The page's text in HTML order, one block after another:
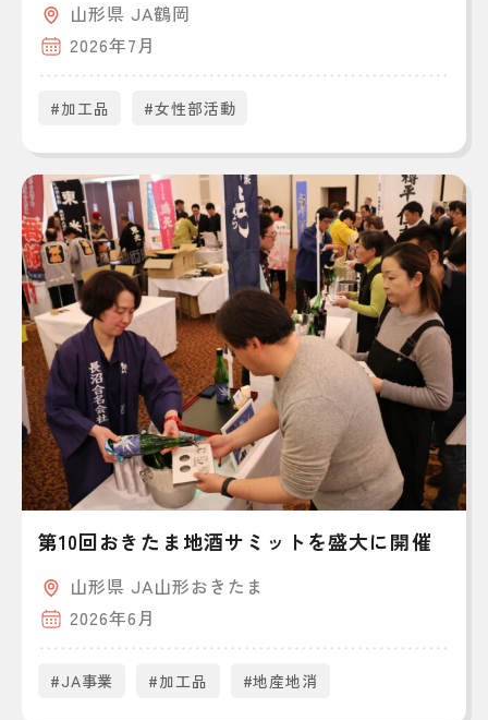
山形県 JA鶴岡
2026年7月
#加工品 #女性部活動
第10回おきたま地酒サミットを盛大に開催
山形県 JA山形おきたま
2026年6月
#JA事業 #加工品 #地産地消